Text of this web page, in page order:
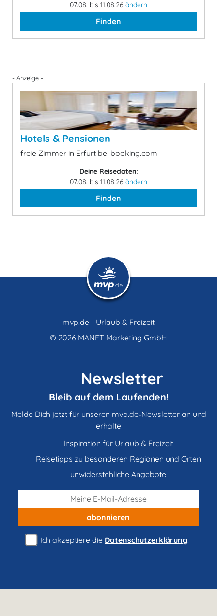
07.08. bis 11.08.26 ändern
Finden
- Anzeige -
Hotels & Pensionen
freie Zimmer in Erfurt bei booking.com
Deine Reisedaten:
07.08. bis 11.08.26 ändern
Finden
mvp.de - Urlaub & Freizeit
© 2026 MANET Marketing GmbH
Newsletter
Bleib auf dem Laufenden!
Melde Dich jetzt für unseren mvp.de-Newsletter an und
erhalte
Inspiration für Urlaub & Freizeit
Reisetipps zu besonderen Regionen und Orten
unwiderstehliche Angebote
abonnieren
Ich akzeptiere die Datenschutzerklärung.